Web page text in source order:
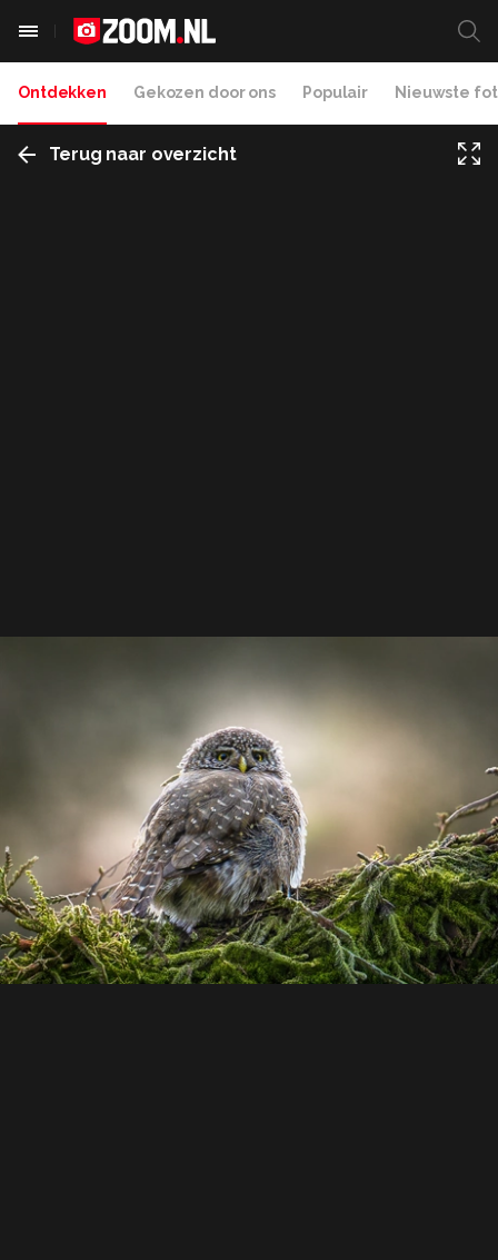
Ontdekken Gekozen door ons Populair Nieuwste
Terug naar overzicht